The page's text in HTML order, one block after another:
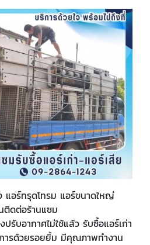
แอร์ทรุดโทรม แอร์ขนาดใหญ่
ติดต่อร้านแซม
ปรับอากาศไม่ใช้แล้ว รับซื้อแอร์เก่า
ารด้วยรอยยิ้ม มีคุณภาพทำงาน